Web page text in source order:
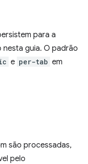
para a
guia. O padrão
e per-tab em
são processadas,
pelo